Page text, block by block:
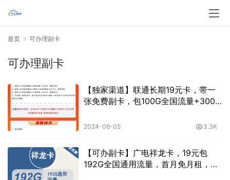
首页 可办理副卡
可办理副卡
【独家渠道】联通长期19元卡，带一
张免费副卡，包100G全国流量+300
2024-06-05 3.3K
【可办副卡】广电祥龙卡，19元包
192G全国通用流量，首月免月租，下